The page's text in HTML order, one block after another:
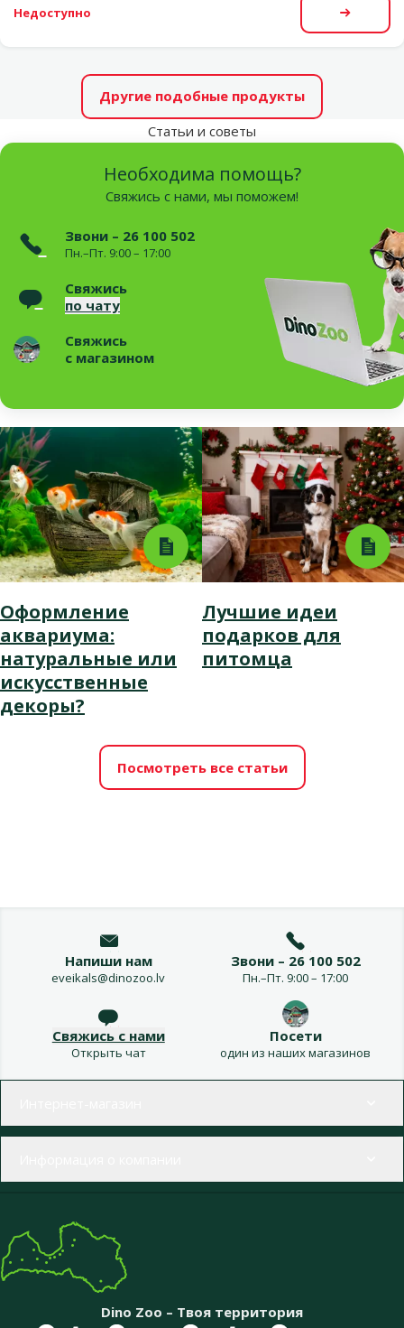
Недоступно
Другие подобные продукты
Статьи и советы
Необходима помощь?
Свяжись с нами, мы поможем!
Звони – 26 100 502
Пн.–Пт. 9:00 – 17:00
Свяжись
по чату
Свяжись
с магазином
Оформление
аквариума:
натуральные или
искусственные
декоры?
Лучшие идеи
подарков для
питомца
Посмотреть все статьи
Напиши нам
eveikals@dinozoo.lv
Звони – 26 100 502
Пн.–Пт. 9:00 – 17:00
Свяжись с нами
Открыть чат
Посети
один из наших магазинов
Dino Zoo – Твоя территория